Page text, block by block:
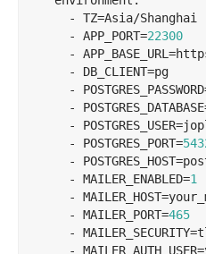
      - APP_PORT=
22300
-
      - POSTGRES_PORT=
      - MAILER_ENABLED=
1
      - MAILER_PORT=
465